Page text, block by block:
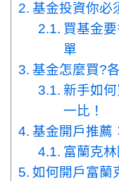
基金投資你必
買基金
單
基金怎麼買?
新手如
一比！
基金開戶推薦
富蘭克
如何開戶富蘭